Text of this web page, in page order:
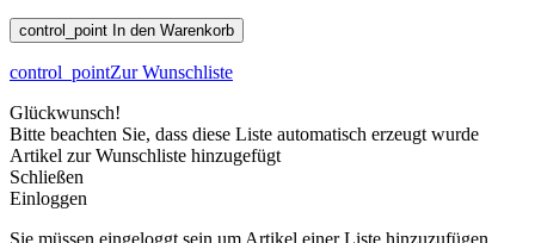
control_point In den Warenkorb
control_pointZur Wunschliste
Glückwunsch!
Bitte beachten Sie, dass diese Liste automatisch erzeugt wurde
Artikel zur Wunschliste hinzugefügt
Schließen
Einloggen